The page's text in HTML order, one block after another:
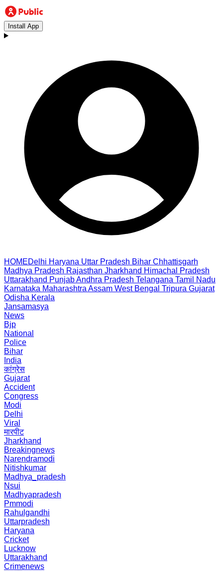
Install App
HOMEDelhi Haryana Uttar Pradesh Bihar Chhattisgarh
Madhya Pradesh Rajasthan Jharkhand Himachal Pradesh
Uttarakhand PunjabAndhra Pradesh Telangana Tamil Nadu
Karnataka Maharashtra Assam West Bengal Tripura Gujarat
Odisha Kerala
Jansamasya
News
Bjp
National
Police
Bihar
India
कांग्रेस
Gujarat
Accident
Congress
Modi
Delhi
Viral
मारपीट
Jharkhand
Breakingnews
Narendramodi
Nitishkumar
Madhya_pradesh
Nsui
Madhyapradesh
Pmmodi
Rahulgandhi
Uttarpradesh
Haryana
Cricket
Lucknow
Uttarakhand
Crimenews